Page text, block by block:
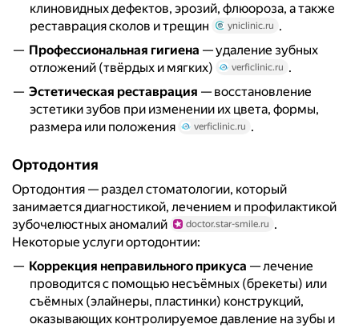
клиновидных дефектов, эрозий, флюороза, а также
реставрация сколов и трещин
yniclinic.ru .
Профессиональная гигиена — удаление зубных
отложений (твёрдых и мягких)
verficlinic.ru .
Эстетическая реставрация — восстановление
эстетики зубов при изменении их цвета, формы,
размера или положения
verficlinic.ru .
Ортодонтия
Ортодонтия — раздел стоматологии, который
занимается диагностикой, лечением и профилактикой
зубочелюстных аномалий
doctor.star-smile.ru .
Некоторые услуги ортодонтии:
Коррекция неправильного прикуса — лечение
проводится с помощью несъёмных (брекеты) или
съёмных (элайнеры, пластинки) конструкций,
оказывающих контролируемое давление на зубы и